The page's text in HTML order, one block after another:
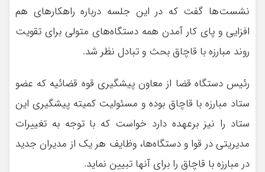
نشست‌ها گفت که در این جلسه درباره راهکارهای هم
افزایی و پای کار آمدن همه دستگاه‌های متولی برای تقویت
روند مبارزه با قاچاق بحث و تبادل نظر شد.
رئیس دستگاه قضا از معاون پیشگیری قوه قضائیه که عضو
ستاد مبارزه با قاچاق بوده و مسئولیت کمیته پیشگیری این
ستاد را نیز برعهده دارد خواست که با توجه به تغییرات
مدیریتی در قوا و دستگاه‌ها، وظایف هر یک از مدیران جدید
در مبارزه با قاچاق را برای آنها تبیین نماید.